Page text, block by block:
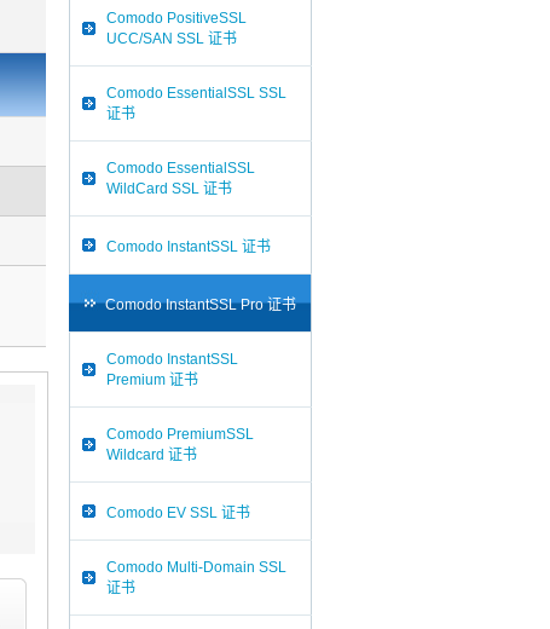
Comodo PositiveSSL
UCC/SAN SSL 证书
Comodo EssentialSSL SSL
证书
Comodo EssentialSSL
WildCard SSL 证书
Comodo InstantSSL 证书
Comodo InstantSSL Pro 证书
Comodo InstantSSL
Premium 证书
Comodo PremiumSSL
Wildcard 证书
Comodo EV SSL 证书
Comodo Multi-Domain SSL
证书